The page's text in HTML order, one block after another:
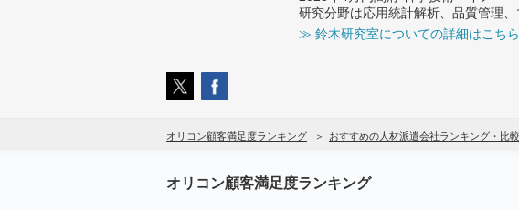
研究分野は応用統計解析、品質管理、
≫ 鈴木研究室についての詳細はこちら
オリコン顧客満足度ランキング おすすめの人材派遣会社ランキング・比較
オリコン顧客満足度ランキング